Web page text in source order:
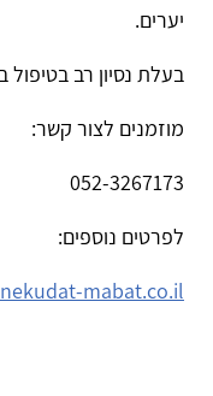
יערים.
בעלת נסיון רב בטיפול
מוזמנים לצור קשר:
052-3267173
לפרטים נוספים:
mabat.co.il